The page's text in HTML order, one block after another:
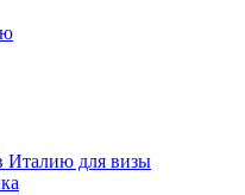
Италию для визы